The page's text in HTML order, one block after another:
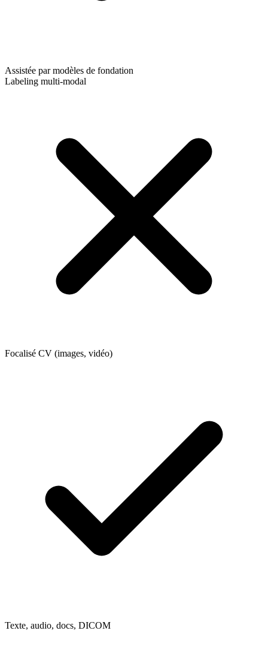
Assistée par modèles de fondation
Labeling multi-modal
Focalisé CV (images, vidéo)
Texte, audio, docs, DICOM